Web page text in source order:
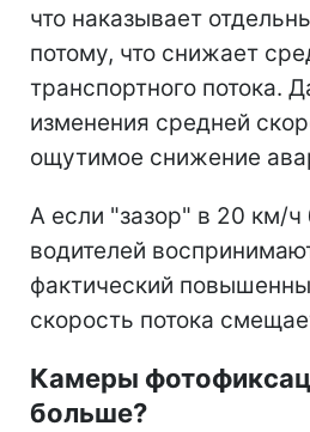
что наказывает
потому, что снижает
транспортного потока.
изменения средней
ощутимое снижение
А если "зазор" в 20 км/
водителей
фактический
скорость потока
Камеры
больше?